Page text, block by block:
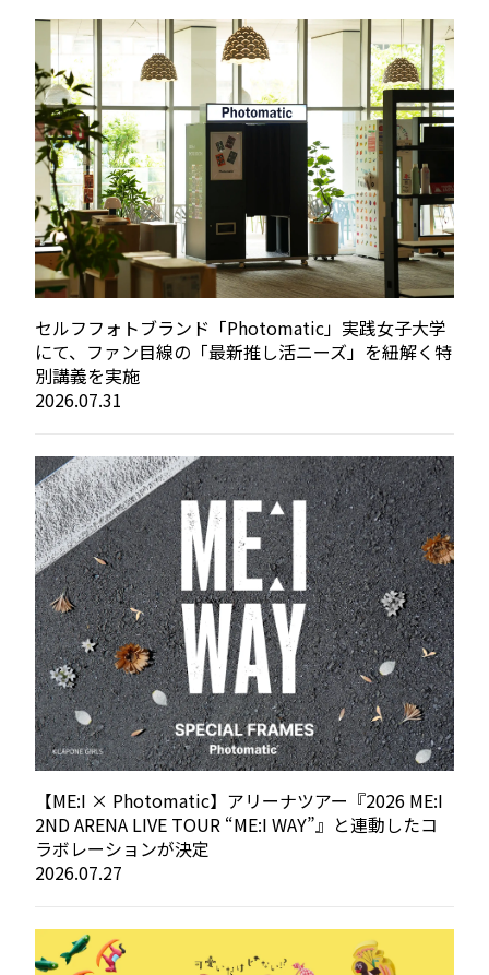
セルフフォトブランド「Photomatic」実践女子大学
にて、ファン目線の「最新推し活ニーズ」を紐解く特
別講義を実施
2026.07.31
【ME:I × Photomatic】アリーナツアー『2026 ME:I
2ND ARENA LIVE TOUR “ME:I WAY”』と連動したコ
ラボレーションが決定
2026.07.27